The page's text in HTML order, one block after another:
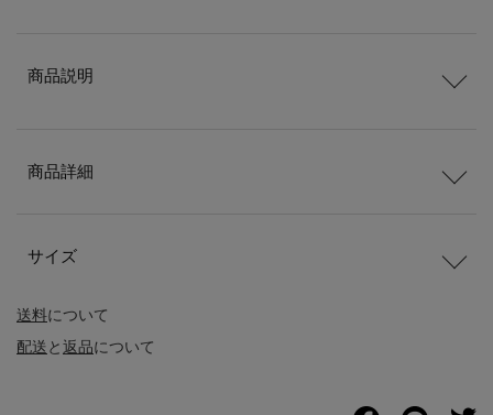
送料について
配送と返品について
商品説明
商品詳細
サイズ